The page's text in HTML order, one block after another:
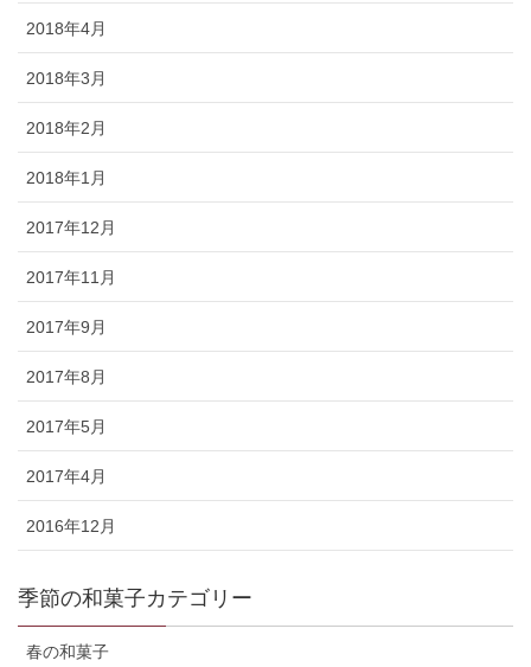
2018年4月
2018年3月
2018年2月
2018年1月
2017年12月
2017年11月
2017年9月
2017年8月
2017年5月
2017年4月
2016年12月
季節の和菓子カテゴリー
春の和菓子